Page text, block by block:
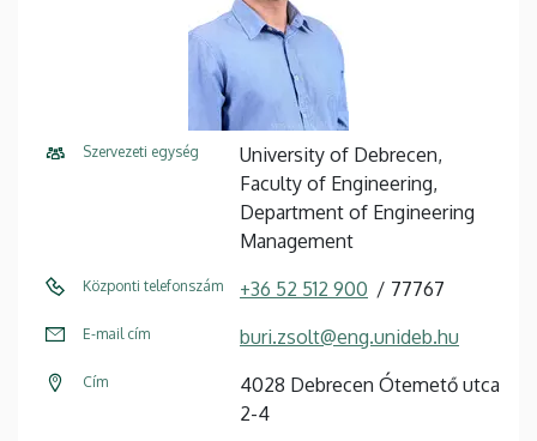
Szervezeti egység
University of Debrecen,
Faculty of Engineering,
Department of Engineering
Management
Központi telefonszám +36 52 512 900 77767
E-mail cím buri.zsolt@eng.unideb.hu
Cím
4028 Debrecen Ótemető utca
2-4